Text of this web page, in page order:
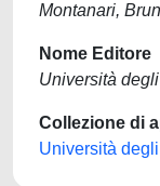
Montanari,
Nome Editore
Università
Collezione di
Università